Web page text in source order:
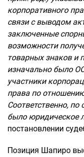
корпоративного
связи с выводом
заключенные
возможности
товарных знаков
изначально было
участники
права по
Соответственно,
было юридическое
постановлении
Позиция Шапиро